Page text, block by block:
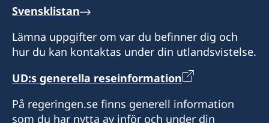
Svensklistan
Lämna uppgifter om var du befinner dig och
hur du kan kontaktas under din utlandsvistelse.
UD:s generella reseinformation
På regeringen.se finns generell information
som du har nytta av inför och under din